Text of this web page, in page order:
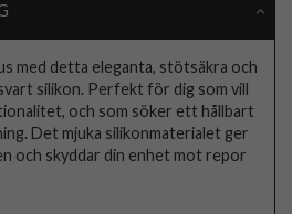
med detta eleganta, stötsäkra och
silikon. Perfekt för dig som vill
och som söker ett hållbart
Det mjuka silikonmaterialet ger
och skyddar din enhet mot repor